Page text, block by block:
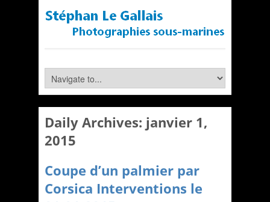
Daily Archives: janvier 1,
2015
Coupe d’un palmier par
Corsica Interventions le